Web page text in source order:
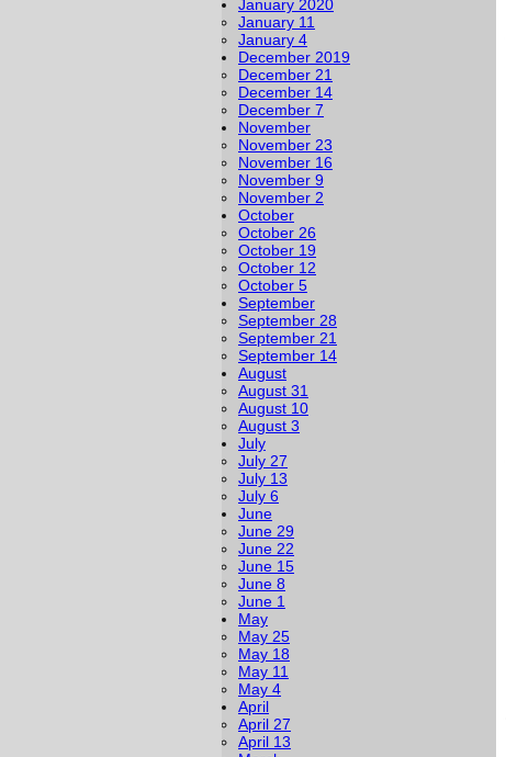
January 2020
January 11
January 4
December 2019
December 21
December 14
December 7
November
November 23
November 16
November 9
November 2
October
October 26
October 19
October 12
October 5
September
September 28
September 21
September 14
August
August 31
August 10
August 3
July
July 27
July 13
July 6
June
June 29
June 22
June 15
June 8
June 1
May
May 25
May 18
May 11
May 4
April
April 27
April 13